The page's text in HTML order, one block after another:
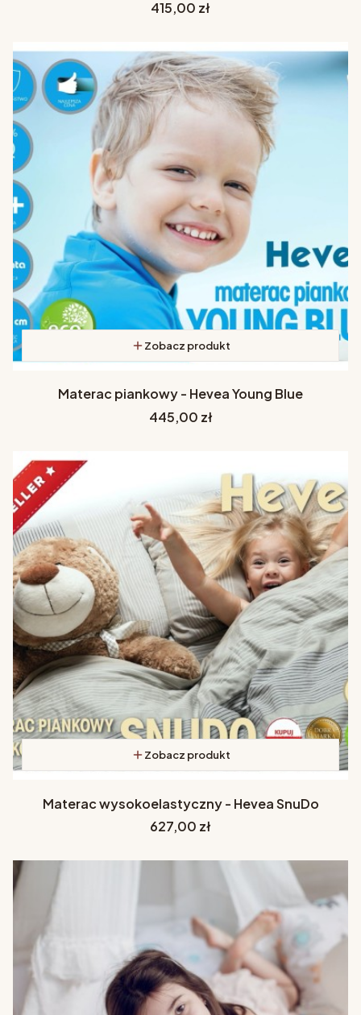
Cena
415,00 zł
Zobacz produkt
Materac piankowy - Hevea Young Blue
Cena
445,00 zł
Zobacz produkt
Materac wysokoelastyczny - Hevea SnuDo
Cena
627,00 zł